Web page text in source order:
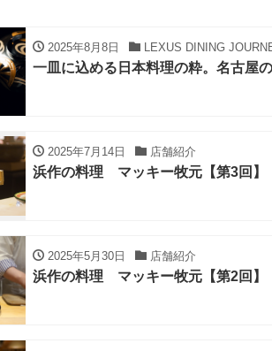
2025年8月8日 LEXUS DINING
一皿に込める日本料理の粋。名古屋
2025年7月14日 店舗紹介
浜作の料理 マッキー牧元【第3回】
2025年5月30日 店舗紹介
浜作の料理 マッキー牧元【第2回】